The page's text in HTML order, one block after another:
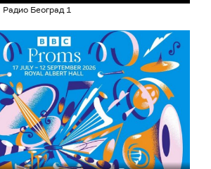
Радио Београд 1